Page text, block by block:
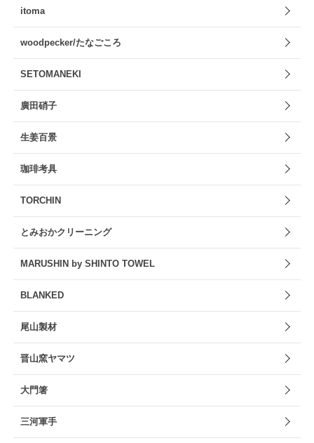
itoma
woodpecker/たなごころ
SETOMANEKI
廣田硝子
生姜百景
珈琲考具
TORCHIN
とみおかクリーニング
MARUSHIN by SHINTO TOWEL
BLANKED
尾山製材
晋山窯ヤマツ
大門箸
三河軍手